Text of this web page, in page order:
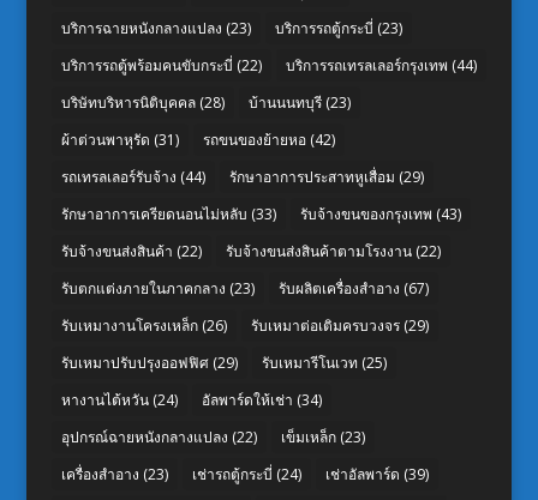
บริการฉายหนังกลางแปลง (23) บริการรถตู้กระบี่ (23)
บริการรถตู้พร้อมคนขับกระบี่ (22) บริการรถเทรลเลอร์กรุงเทพ (44)
บริษัทบริหารนิติบุคคล(28) บ้านนนทบุรี(23)
ผ้าต่วนพาหุรัด (31) รถขนของย้ายหอ(42)
รถเทรลเลอร์รับจ้าง (44) รักษาอาการประสาทหูเสื่อม (29)
รักษาอาการเครียดนอนไม่หลับ (33) รับจ้างขนของกรุงเทพ (43)
รับจ้างขนส่งสินค้า (22) รับจ้างขนส่งสินค้าตามโรงงาน(22)
รับตกแต่งภายในภาคกลาง (23) รับผลิตเครื่องสำอาง (67)
รับเหมางานโครงเหล็ก(26) รับเหมาต่อเติมครบวงจร(29)
รับเหมาปรับปรุงออฟฟิศ(29) รับเหมารีโนเวท (25)
หางานไต้หวัน(24) อัลพาร์ดให้เช่า (34)
อุปกรณ์ฉายหนังกลางแปลง (22) เข็มเหล็ก(23)
เครื่องสำอาง (23) เช่ารถตู้กระบี่ (24) เช่าอัลพาร์ด (39)